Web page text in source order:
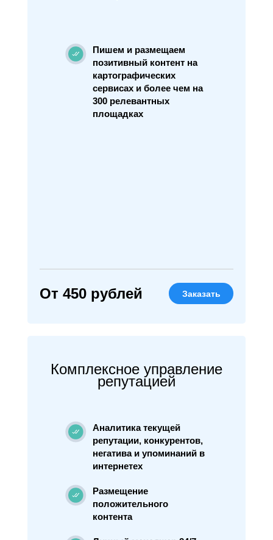
Пишем и размещаем
позитивный контент на
картографических
сервисах и более чем на
300 релевантных
площадках
От 450 рублей Заказать
Комплексное управление
репутацией
Аналитика текущей
репутации, конкурентов,
негатива и упоминаний в
интернетех
Размещение
положительного
контента